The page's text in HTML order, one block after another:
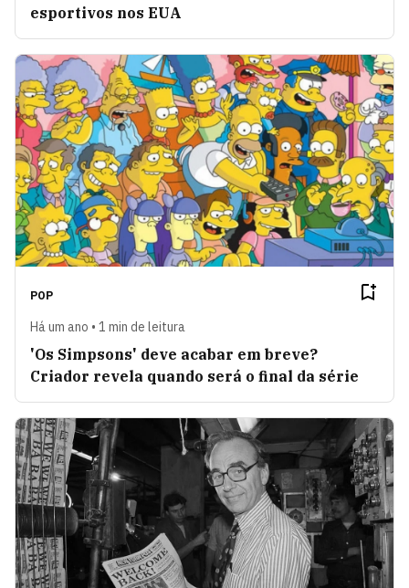
esportivos nos EUA
POP
Há um ano • 1 min de leitura
'Os Simpsons' deve acabar em breve?
Criador revela quando será o final da série